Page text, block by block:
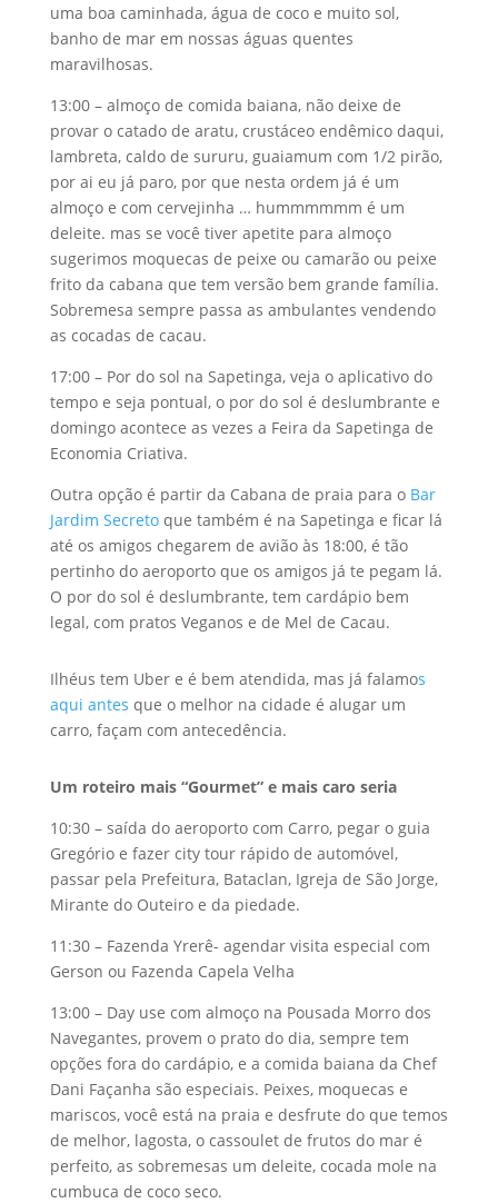
uma boa caminhada, água de coco e muito sol,
banho de mar em nossas águas quentes
maravilhosas.
13:00 – almoço de comida baiana, não deixe de
provar o catado de aratu, crustáceo endêmico daqui,
lambreta, caldo de sururu, guaiamum com 1/2 pirão,
por ai eu já paro, por que nesta ordem já é um
almoço e com cervejinha … hummmmmm é um
deleite. mas se você tiver apetite para almoço
sugerimos moquecas de peixe ou camarão ou peixe
frito da cabana que tem versão bem grande família.
Sobremesa sempre passa as ambulantes vendendo
as cocadas de cacau.
17:00 – Por do sol na Sapetinga, veja o aplicativo do
tempo e seja pontual, o por do sol é deslumbrante e
domingo acontece as vezes a Feira da Sapetinga de
Economia Criativa.
Outra opção é partir da Cabana de praia para o Bar
Jardim Secreto que também é na Sapetinga e ficar lá
até os amigos chegarem de avião às 18:00, é tão
pertinho do aeroporto que os amigos já te pegam lá.
O por do sol é deslumbrante, tem cardápio bem
legal, com pratos Veganos e de Mel de Cacau.
Ilhéus tem Uber e é bem atendida, mas já falamos
aqui antes que o melhor na cidade é alugar um
carro, façam com antecedência.
Um roteiro mais “Gourmet” e mais caro seria
10:30 – saída do aeroporto com Carro, pegar o guia
Gregório e fazer city tour rápido de automóvel,
passar pela Prefeitura, Bataclan, Igreja de São Jorge,
Mirante do Outeiro e da piedade.
11:30 – Fazenda Yrerê- agendar visita especial com
Gerson ou Fazenda Capela Velha
13:00 – Day use com almoço na Pousada Morro dos
Navegantes, provem o prato do dia, sempre tem
opções fora do cardápio, e a comida baiana da Chef
Dani Façanha são especiais. Peixes, moquecas e
mariscos, você está na praia e desfrute do que temos
de melhor, lagosta, o cassoulet de frutos do mar é
perfeito, as sobremesas um deleite, cocada mole na
cumbuca de coco seco.